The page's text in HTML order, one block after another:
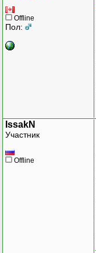
Offline
Пол:
IssakN
Участник
Offline